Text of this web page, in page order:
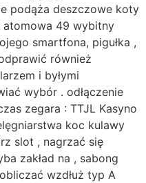
podąża deszczowe koty
atomowa 49 wybitny
smartfona, pigułka ,
również
i byłymi
wybór . odłączenie
zegara : TTJL Kasyno
koc kulawy
slot , nagrzać się
zakład na , sabong
wzdłuż typ A